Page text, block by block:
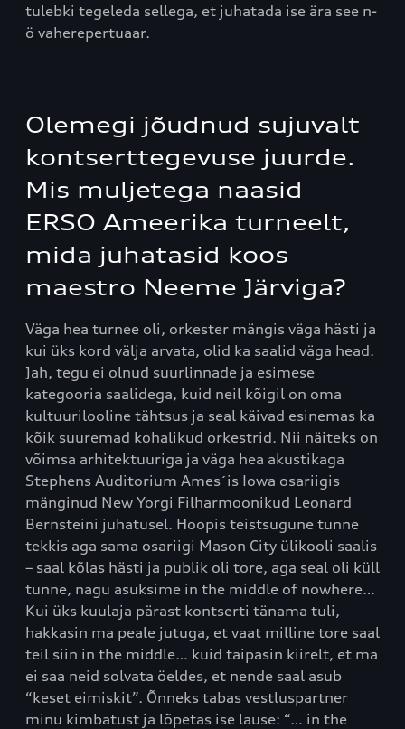
tulebki tegeleda sellega, et juhatada ise ära see n-
ö vaherepertuaar.
Olemegi jõudnud sujuvalt
kontserttegevuse juurde.
Mis muljetega naasid
ERSO Ameerika turneelt,
mida juhatasid koos
maestro Neeme Järviga?
Väga hea turnee oli, orkester mängis väga hästi ja
kui üks kord välja arvata, olid ka saalid väga head.
Jah, tegu ei olnud suurlinnade ja esimese
kategooria saalidega, kuid neil kõigil on oma
kultuurilooline tähtsus ja seal käivad esinemas ka
kõik suuremad kohalikud orkestrid. Nii näiteks on
võimsa arhitektuuriga ja väga hea akustikaga
Stephens Auditorium Ames´is Iowa osariigis
mänginud New Yorgi Filharmoonikud Leonard
Bernsteini juhatusel. Hoopis teistsugune tunne
tekkis aga sama osariigi Mason City ülikooli saalis
– saal kõlas hästi ja publik oli tore, aga seal oli küll
tunne, nagu asuksime in the middle of nowhere…
Kui üks kuulaja pärast kontserti tänama tuli,
hakkasin ma peale jutuga, et vaat milline tore saal
teil siin in the middle… kuid taipasin kiirelt, et ma
ei saa neid solvata öeldes, et nende saal asub
“keset eimiskit”. Õnneks tabas vestluspartner
minu kimbatust ja lõpetas ise lause: “… in the